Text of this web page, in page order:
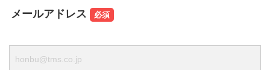
メールアドレス